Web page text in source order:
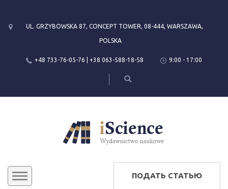
UL. GRZYBOWSKA 87, CONCEPT TOWER, 08-444, WARSZAWA,
POLSKA
+48 733-76-05-76 | +38 063-588-18-58 9:00 - 17:00
ПОДАТЬ СТАТЬЮ